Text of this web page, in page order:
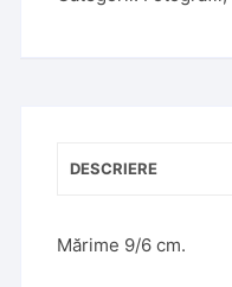
DESCRIERE
Mărime 9/6 cm.